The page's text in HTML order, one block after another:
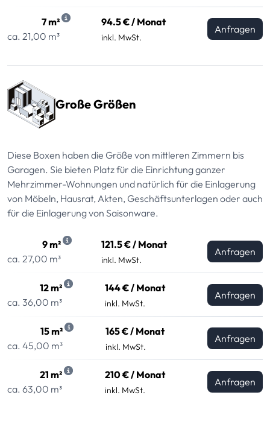
7 m²
ca. 21,00 m³
94.5 € / Monat
inkl. MwSt.
Anfragen
Große Größen
Diese Boxen haben die Größe von mittleren Zimmern bis
Garagen. Sie bieten Platz für die Einrichtung ganzer
Mehrzimmer-Wohnungen und natürlich für die Einlagerung
von Möbeln, Hausrat, Akten, Geschäftsunterlagen oder auch
für die Einlagerung von Saisonware.
9 m²
ca. 27,00 m³
121.5 € / Monat
inkl. MwSt.
Anfragen
12 m²
ca. 36,00 m³
144 € / Monat
inkl. MwSt.
Anfragen
15 m²
ca. 45,00 m³
165 € / Monat
inkl. MwSt.
Anfragen
21 m²
ca. 63,00 m³
210 € / Monat
inkl. MwSt.
Anfragen